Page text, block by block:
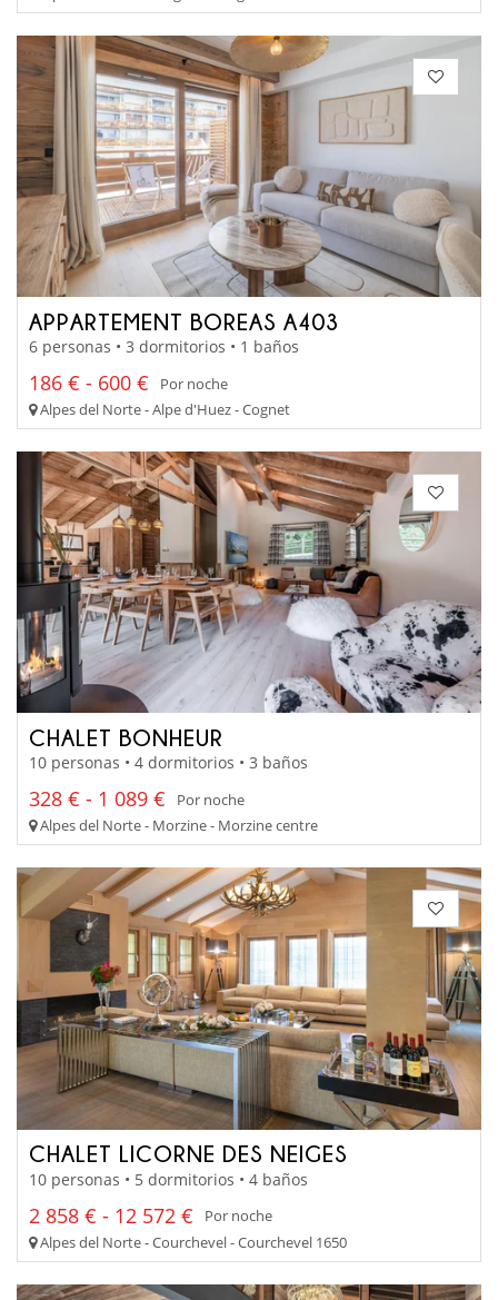
APPARTEMENT BOREAS A403
6 personas • 3 dormitorios • 1 baños
186 € - 600 €
Por noche
Alpes del Norte - Alpe d'Huez - Cognet
CHALET BONHEUR
10 personas • 4 dormitorios • 3 baños
328 € - 1 089 €
Por noche
Alpes del Norte - Morzine - Morzine centre
CHALET LICORNE DES NEIGES
10 personas • 5 dormitorios • 4 baños
2 858 € - 12 572 €
Por noche
Alpes del Norte - Courchevel - Courchevel 1650